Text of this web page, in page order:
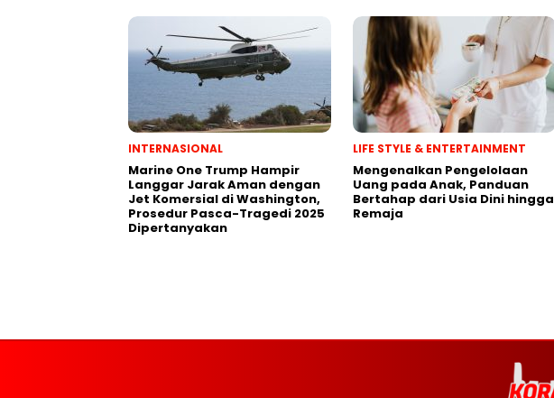
INTERNASIONAL
Marine One Trump Hampir
Langgar Jarak Aman dengan
Jet Komersial di Washington,
Prosedur Pasca-Tragedi 2025
Dipertanyakan
LIFE STYLE & ENTERTAINMENT
Mengenalkan Pengelolaan
Uang pada Anak, Panduan
Bertahap dari Usia Dini hingga
Remaja